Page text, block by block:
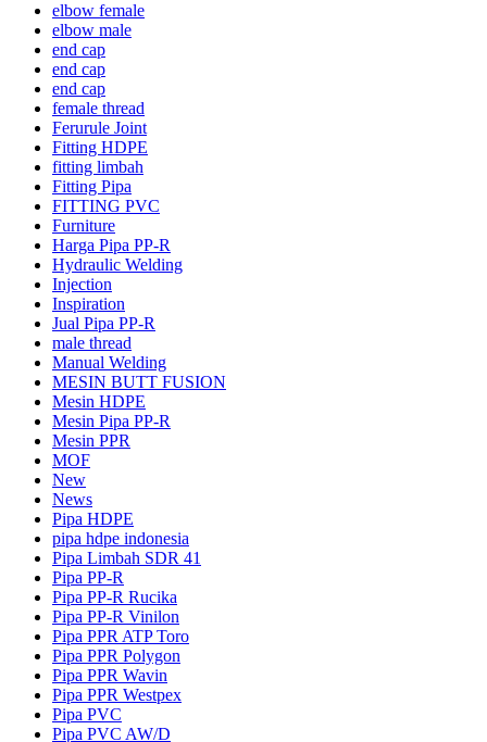
elbow female
elbow male
end cap
end cap
end cap
female thread
Ferurule Joint
Fitting HDPE
fitting limbah
Fitting Pipa
FITTING PVC
Furniture
Harga Pipa PP-R
Hydraulic Welding
Injection
Inspiration
Jual Pipa PP-R
male thread
Manual Welding
MESIN BUTT FUSION
Mesin HDPE
Mesin Pipa PP-R
Mesin PPR
MOF
New
News
Pipa HDPE
pipa hdpe indonesia
Pipa Limbah SDR 41
Pipa PP-R
Pipa PP-R Rucika
Pipa PP-R Vinilon
Pipa PPR ATP Toro
Pipa PPR Polygon
Pipa PPR Wavin
Pipa PPR Westpex
Pipa PVC
Pipa PVC AW/D